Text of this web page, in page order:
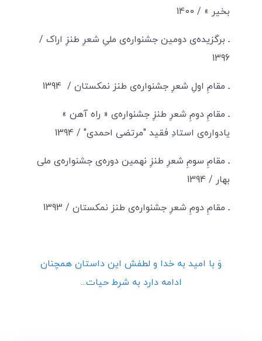
بخیر » / 1400
ـ برگزیده‌ی دومین جشنواره‌ی ملیِ شعرِ طنزِ اراک /
1396
ـ مقامِ اولِ شعرِ جشنواره‌ی طنز نمکستان / 1394
ـ مقامِ دومِ شعرِ طنزِ جشنواره‌ی « راه آهن »
یادواره‌ی استادِ فقید "مرتضی احمدی" / 1394
ـ مقامِ سومِ شعرِ طنزِ نهمین دوره‌ی جشنواره‌ی ملی
بهار / 1394
ـ مقامِ دومِ شعرِ جشنواره‌ی طنز نمکستان / 1393
وَ با امید به خدا و لطفش این داستان همچنان
ادامه دارد به شرط حیات...